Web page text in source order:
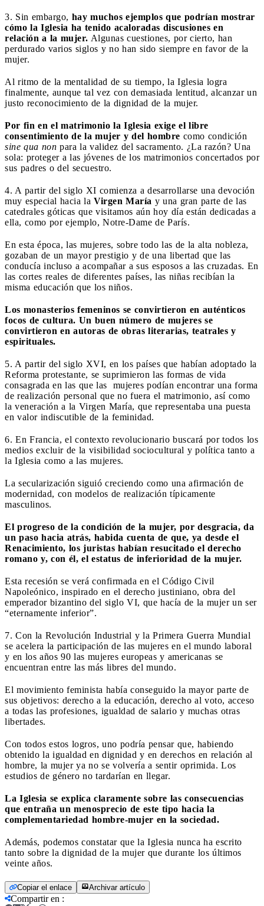
3. Sin embargo, hay muchos ejemplos que podrían mostrar
cómo la Iglesia ha tenido acaloradas discusiones en
relación a la mujer. Algunas cuestiones, por cierto, han
perdurado varios siglos y no han sido siempre en favor de la
mujer.
Al ritmo de la mentalidad de su tiempo, la Iglesia logra
finalmente, aunque tal vez con demasiada lentitud, alcanzar un
justo reconocimiento de la dignidad de la mujer.
Por fin en el matrimonio la Iglesia exige el libre
consentimiento de la mujer y del hombre como condición
sine qua non para la validez del sacramento. ¿La razón? Una
sola: proteger a las jóvenes de los matrimonios concertados por
sus padres o del secuestro.
4. A partir del siglo XI comienza a desarrollarse una devoción
muy especial hacia la Virgen María y una gran parte de las
catedrales góticas que visitamos aún hoy día están dedicadas a
ella, como por ejemplo, Notre-Dame de París.
En esta época, las mujeres, sobre todo las de la alta nobleza,
gozaban de un mayor prestigio y de una libertad que las
conducía incluso a acompañar a sus esposos a las cruzadas. En
las cortes reales de diferentes países, las niñas recibían la
misma educación que los niños.
Los monasterios femeninos se convirtieron en auténticos
focos de cultura. Un buen número de mujeres se
convirtieron en autoras de obras literarias, teatrales y
espirituales.
5. A partir del siglo XVI, en los países que habían adoptado la
Reforma protestante, se suprimieron las formas de vida
consagrada en las que las mujeres podían encontrar una forma
de realización personal que no fuera el matrimonio, así como
la veneración a la Virgen María, que representaba una puesta
en valor indiscutible de la feminidad.
6. En Francia, el contexto revolucionario buscará por todos los
medios excluir de la visibilidad sociocultural y política tanto a
la Iglesia como a las mujeres.
La secularización siguió creciendo como una afirmación de
modernidad, con modelos de realización típicamente
masculinos.
El progreso de la condición de la mujer, por desgracia, da
un paso hacia atrás, habida cuenta de que, ya desde el
Renacimiento, los juristas habían resucitado el derecho
romano y, con él, el estatus de inferioridad de la mujer.
Esta recesión se verá confirmada en el Código Civil
Napoleónico, inspirado en el derecho justiniano, obra del
emperador bizantino del siglo VI, que hacía de la mujer un ser
“eternamente inferior”.
7. Con la Revolución Industrial y la Primera Guerra Mundial
se acelera la participación de las mujeres en el mundo laboral
y en los años 90 las mujeres europeas y americanas se
encuentran entre las más libres del mundo.
El movimiento feminista había conseguido la mayor parte de
sus objetivos: derecho a la educación, derecho al voto, acceso
a todas las profesiones, igualdad de salario y muchas otras
libertades.
Con todos estos logros, uno podría pensar que, habiendo
obtenido la igualdad en dignidad y en derechos en relación al
hombre, la mujer ya no se volvería a sentir oprimida. Los
estudios de género no tardarían en llegar.
La Iglesia se explica claramente sobre las consecuencias
que entraña un menosprecio de este tipo hacia la
complementariedad hombre-mujer en la sociedad.
Además, podemos constatar que la Iglesia nunca ha escrito
tanto sobre la dignidad de la mujer que durante los últimos
veinte años.
Copiar el enlace Archivar artículo
Compartir en :